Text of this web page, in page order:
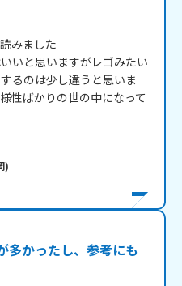
みました
いと思いますがレゴみたい
るのは少し違うと思いま
性ばかりの世の中になって
)
多かったし、参考にも